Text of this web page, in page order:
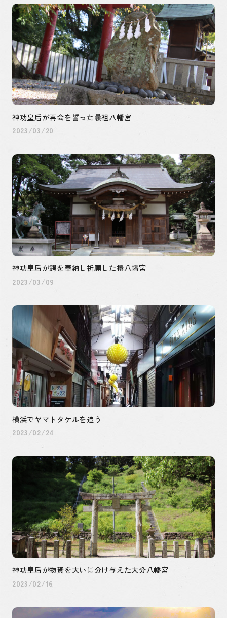
神功皇后が再会を誓った曩祖八幡宮
2023/03/20
神功皇后が鍔を奉納し祈願した椿八幡宮
2023/03/09
横浜でヤマトタケルを追う
2023/02/24
神功皇后が物資を大いに分け与えた大分八幡宮
2023/02/16